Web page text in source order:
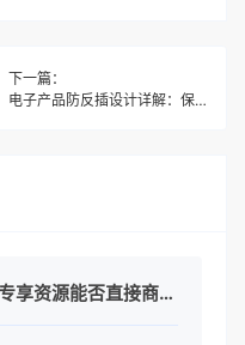
下一篇：
电子产品防反插设计详解：保护电路安全，防止插反烧毁设备
免费下载或者VIP会员专享资源能否直接商用？